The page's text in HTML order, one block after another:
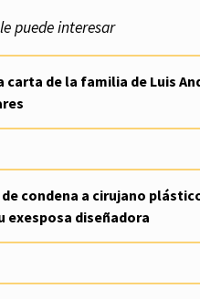
puede interesar
carta de la familia de Luis
condena a cirujano
exesposa diseñadora